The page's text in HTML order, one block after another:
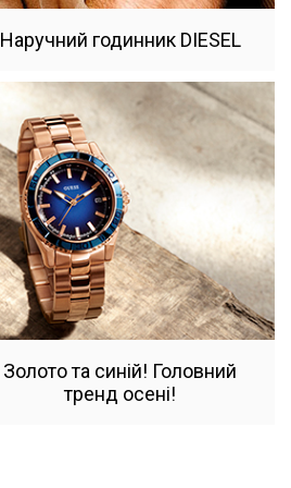
Наручний годинник DIESEL
Золото та синій! Головний
тренд осені!